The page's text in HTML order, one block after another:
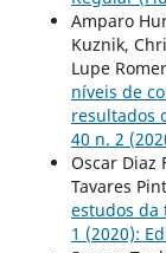
Amparo
Kuznik,
Lupe
níveis de
resultados
40 n. 2
Oscar Diaz
Tavares
estudos da
1 (2020):